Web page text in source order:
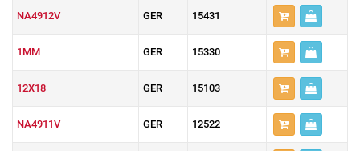
NA4912V GER 15431
1MM GER 15330
12X18 GER 15103
NA4911V GER 12522